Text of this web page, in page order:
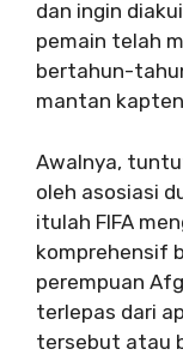
dan ingin
pemain telah
bertahun-
mantan
Awalnya,
oleh asosiasi
itulah FIFA
komprehensif
perempuan
terlepas dari
tersebut atau